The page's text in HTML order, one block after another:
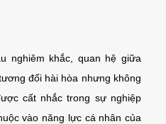
nghiêm khắc, quan hệ giữa
đối hài hòa nhưng không
cất nhắc trong sự nghiệp
vào năng lực cá nhân của